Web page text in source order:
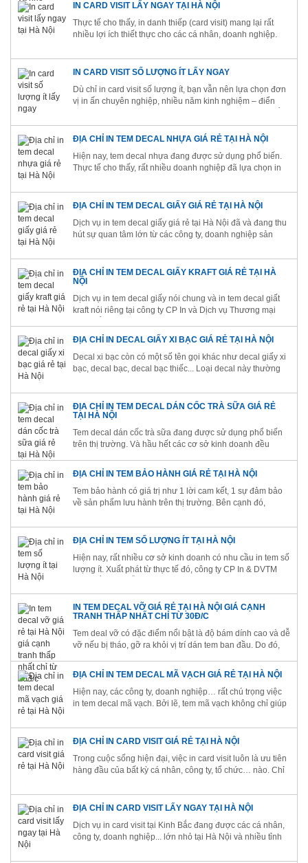
IN CARD VISIT LẤY NGAY TẠI HÀ NỘI
Thực tế cho thấy, in danh thiếp (card visit) mang lại rất
nhiều lợi ích thiết thực cho các cá nhân, doanh nghiệp.
vụ Thương mại Kinh Bắc để khởi nguồn cho những bước
tiến vượt...
IN CARD VISIT SỐ LƯỢNG ÍT LẤY NGAY
Dù chỉ in card visit số lượng ít, bạn vẫn nên lựa chọn đơn
vị in ấn chuyên nghiệp, nhiều năm kinh nghiệm – điển
Bởi lẽ, một đơn vị chuyên nghiệp sẽ mang đến cho bạn
những sản...
ĐỊA CHỈ IN TEM DECAL NHỰA GIÁ RẺ TẠI HÀ NỘI
Hiện nay, tem decal nhựa đang được sử dụng phổ biến.
Thực tế cho thấy, rất nhiều doanh nghiệp đã lựa chọn in
riêng để nâng tầm thương hiệu, chống hàng giả, hàng
nhái cũng như thúc...
ĐỊA CHỈ IN TEM DECAL GIẤY GIÁ RẺ TẠI HÀ NỘI
Dịch vụ in tem decal giấy giá rẻ tại Hà Nội đã và đang thu
hút sự quan tâm lớn từ các công ty, doanh nghiệp sản
tem decal giấy chuyên nghiệp, uy tín cũng là điều mà các
công ty,...
ĐỊA CHỈ IN TEM DECAL GIẤY KRAFT GIÁ RẺ TẠI HÀ
NỘI
Dịch vụ in tem decal giấy nói chung và in tem decal giất
kraft nói riêng tại công ty CP In và Dịch vụ Thương mại
sự lựa chọn tuyệt vời dành cho các công ty, tổ chức,
doanh nghiệp, cá...
ĐỊA CHỈ IN DECAL GIẤY XI BẠC GIÁ RẺ TẠI HÀ NỘI
Decal xi bạc còn có một số tên gọi khác như decal giấy xi
bạc, decal bạc, decal bạc thiếc... Loại decal này thường
của các doanh nghiệp. Công ty Cổ phần In và Dịch vụ
Thương mại Kinh...
ĐỊA CHỈ IN TEM DECAL DÁN CỐC TRÀ SỮA GIÁ RẺ
TẠI HÀ NỘI
Tem decal dán cốc trà sữa đang được sử dụng phổ biến
trên thị trường. Và hầu hết các cơ sở kinh doanh đều
chi phí, tối ưu hóa lợi nhuận. Hãy đến với công ty Cổ phần
In...
ĐỊA CHỈ IN TEM BẢO HÀNH GIÁ RẺ TẠI HÀ NỘI
Tem bảo hành có giá trị như 1 lời cam kết, 1 sự đảm bảo
về sản phẩm lưu hành trên thị trường. Bên cạnh đó,
đặc biệt để nhận biết, phân biệt nguồn gốc hàng hóa, góp
phần...
ĐỊA CHỈ IN TEM SỐ LƯỢNG ÍT TẠI HÀ NỘI
Hiện nay, rất nhiều cơ sở kinh doanh có nhu cầu in tem số
lượng ít. Xuất phát từ thực tế đó, công ty CP In & DVTM
lượng lớn) theo yêu cầu của quý khách hàng. Kinh Bắc đã
có 13 năm...
IN TEM DECAL VỠ GIÁ RẺ TẠI HÀ NỘI GIÁ CẠNH
TRANH THẤP NHẤT CHỈ TỪ 30Đ/C
​Tem deal vỡ có đặc điểm nổi bật là độ bám dính cao và dễ
vỡ nếu bị tháo, gỡ ra khỏi vị trí dán tem ban đầu. Do đó,
niêm phong hoặc tem bảo hành cho sản phẩm. Công ty
Cổ...
ĐỊA CHỈ IN TEM DECAL MÃ VẠCH GIÁ RẺ TẠI HÀ NỘI
Hiện nay, các công ty, doanh nghiệp… rất chú trọng việc
in tem decal mã vạch. Bởi lẽ, tem mã vạch không chỉ giúp
phần mang đến cho người tiêu dùng những trải nghiệm
mua sắm tốt nhất....
ĐỊA CHỈ IN CARD VISIT GIÁ RẺ TẠI HÀ NỘI
Trong cuộc sống hiện đại, việc in card visit luôn là ưu tiên
hàng đầu của bất kỳ cá nhân, công ty, tổ chức… nào. Chỉ
Phần In Và Dịch Vụ Thương Mại Kinh Bắc, quý khách
hàng đã...
ĐỊA CHỈ IN CARD VISIT LẤY NGAY TẠI HÀ NỘI
Dịch vụ in card visit tại Kinh Bắc đang được các cá nhân,
công ty, doanh nghiệp... lớn nhỏ tại Hà Nội và nhiều tỉnh
tôi còn cung cấp dịch vụ in card visit lấy ngay để đáp